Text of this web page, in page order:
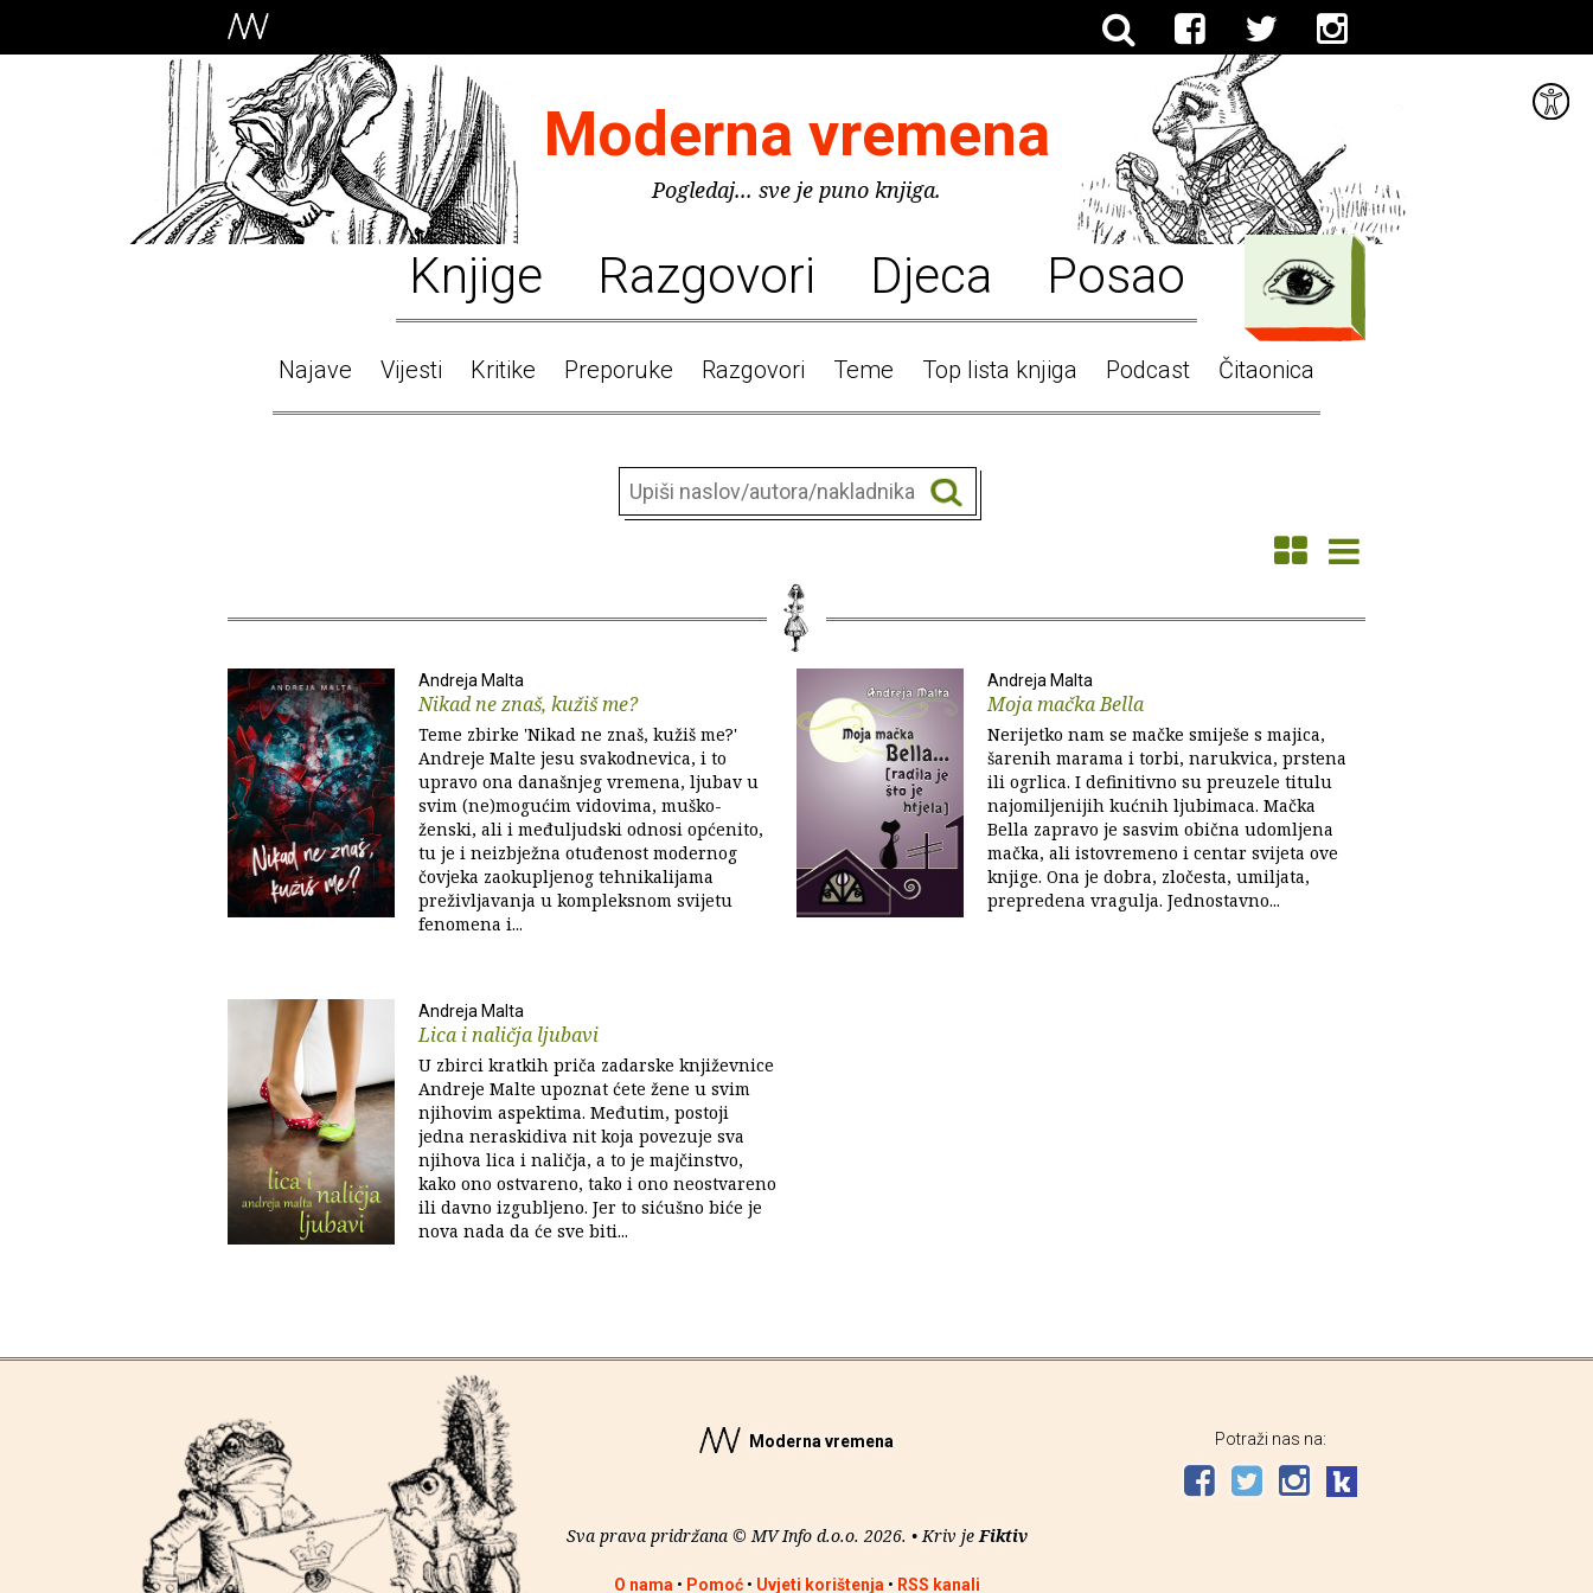
Moderna vremena
Pogledaj... sve je puno knjiga.
Knjige Razgovori Djeca Posao
Najave Vijesti Kritike Preporuke Razgovori Teme Top lista knjiga Podcast Čitaonica
Andreja Malta
Nikad ne znaš, kužiš me?
Teme zbirke 'Nikad ne znaš, kužiš me?'
Andreje Malte jesu svakodnevica, i to
upravo ona današnjeg vremena, ljubav u
svim (ne)mogućim vidovima, muško-
ženski, ali i međuljudski odnosi općenito,
tu je i neizbježna otuđenost modernog
čovjeka zaokupljenog tehnikalijama
preživljavanja u kompleksnom svijetu
fenomena i...
Andreja Malta
Moja mačka Bella
Nerijetko nam se mačke smiješe s majica,
šarenih marama i torbi, narukvica, prstena
ili ogrlica. I definitivno su preuzele titulu
najomiljenijih kućnih ljubimaca. Mačka
Bella zapravo je sasvim obična udomljena
mačka, ali istovremeno i centar svijeta ove
knjige. Ona je dobra, zločesta, umiljata,
prepredena vragulja. Jednostavno...
Andreja Malta
Lica i naličja ljubavi
U zbirci kratkih priča zadarske književnice
Andreje Malte upoznat ćete žene u svim
njihovim aspektima. Međutim, postoji
jedna neraskidiva nit koja povezuje sva
njihova lica i naličja, a to je majčinstvo,
kako ono ostvareno, tako i ono neostvareno
ili davno izgubljeno. Jer to sićušno biće je
nova nada da će sve biti...
Moderna vremena
Sva prava pridržana © MV Info d.o.o. 2026. • Kriv jeFiktiv
O nama • Pomoć• Uvjeti korištenja • RSS kanali
Potraži nas na: